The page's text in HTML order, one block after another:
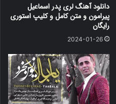
حسن حاجی پور
دانلود آهنگ لری پدر اسماعیل
پیرامون و متن کامل و کلیپ استوری
رایگان
2024-01-26